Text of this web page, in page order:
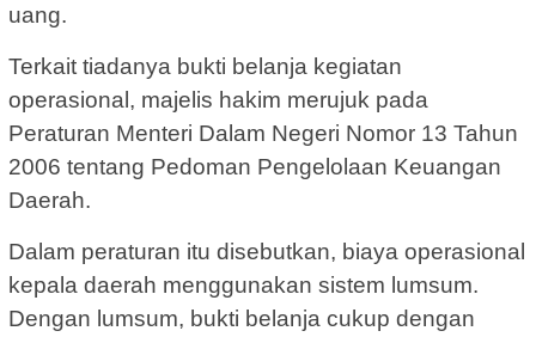
uang.
Terkait tiadanya bukti belanja kegiatan
operasional, majelis hakim merujuk pada
Peraturan Menteri Dalam Negeri Nomor 13 Tahun
2006 tentang Pedoman Pengelolaan Keuangan
Daerah.
Dalam peraturan itu disebutkan, biaya operasional
kepala daerah menggunakan sistem lumsum.
Dengan lumsum, bukti belanja cukup dengan